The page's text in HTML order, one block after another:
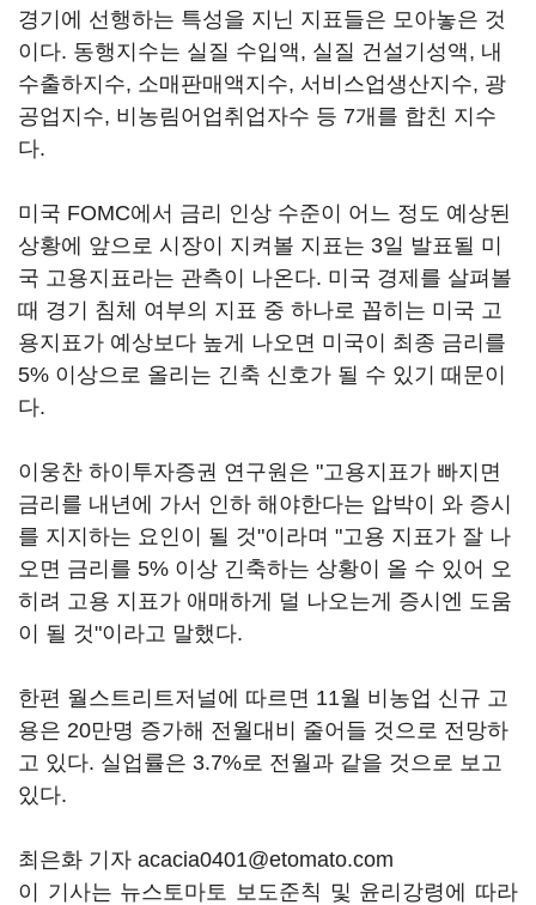
경기에 선행하는 특성을 지닌 지표들은 모아놓은 것
이다. 동행지수는 실질 수입액, 실질 건설기성액, 내
수출하지수, 소매판매액지수, 서비스업생산지수, 광
공업지수, 비농림어업취업자수 등 7개를 합친 지수
다.
미국 FOMC에서 금리 인상 수준이 어느 정도 예상된
상황에 앞으로 시장이 지켜볼 지표는 3일 발표될 미
국 고용지표라는 관측이 나온다. 미국 경제를 살펴볼
때 경기 침체 여부의 지표 중 하나로 꼽히는 미국 고
용지표가 예상보다 높게 나오면 미국이 최종 금리를
5% 이상으로 올리는 긴축 신호가 될 수 있기 때문이
다.
이웅찬 하이투자증권 연구원은 "고용지표가 빠지면
금리를 내년에 가서 인하 해야한다는 압박이 와 증시
를 지지하는 요인이 될 것"이라며 "고용 지표가 잘 나
오면 금리를 5% 이상 긴축하는 상황이 올 수 있어 오
히려 고용 지표가 애매하게 덜 나오는게 증시엔 도움
이 될 것"이라고 말했다.
한편 월스트리트저널에 따르면 11월 비농업 신규 고
용은 20만명 증가해 전월대비 줄어들 것으로 전망하
고 있다. 실업률은 3.7%로 전월과 같을 것으로 보고
있다.
최은화 기자 acacia0401@etomato.com
이 기사는 뉴스토마토 보도준칙 및 윤리강령에 따라